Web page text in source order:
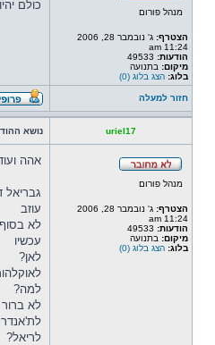
מנהל פורום
הצטרף:
ג' נובמבר 28, 2006
11:24 am
הודעות:
מיקום: בתנועה
בלוג: הצג בלוג (0)
כולם יהיו
חזור למעלה
uriel17 נושא
מנהל פורום
הצטרף:
ג' נובמבר 28, 2006
11:24 am
הודעות:
מיקום: בתנועה
בלוג: הצג בלוג (0)
אהה
גבריאל
עוזב
לא
עכשיו
לאן?
למה?
לא ברור
לת'אנדרס נשארו 20
לריאל?